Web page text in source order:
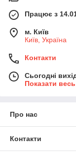
Працює з
м. Київ
Київ, Україна
Контакти
Сьогодні
Показати
Про нас
Контакти